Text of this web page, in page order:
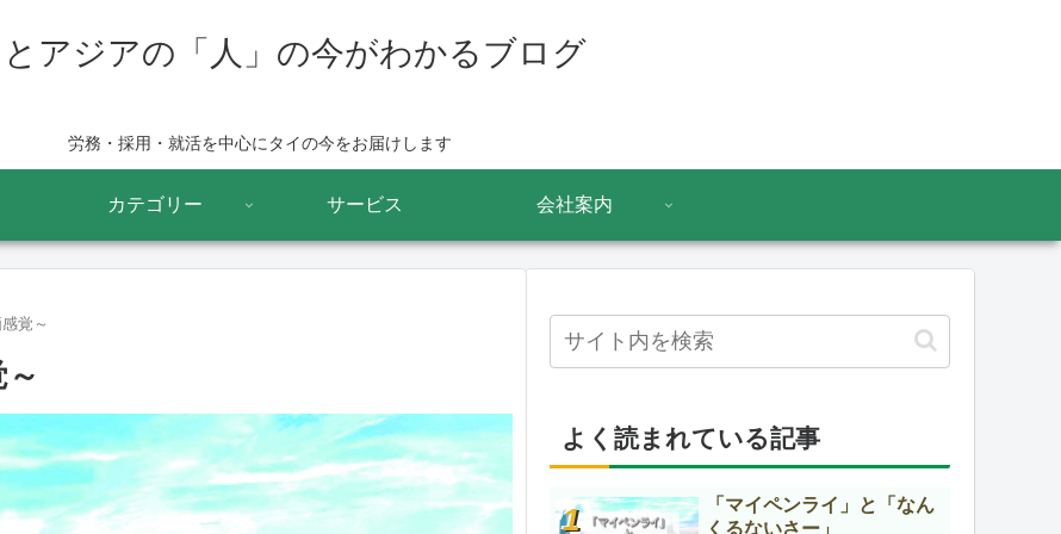
アジアの「人」の今がわかるブログ
労務・採用・就活を中心にタイの今をお届けします
カテゴリー サービス 会社案内
覚～
よく読まれている記事
「マイペンライ」と「なん
くるないさー」